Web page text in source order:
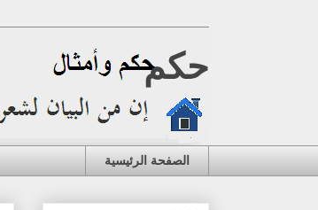
حكم
الصفحة الرئيسية